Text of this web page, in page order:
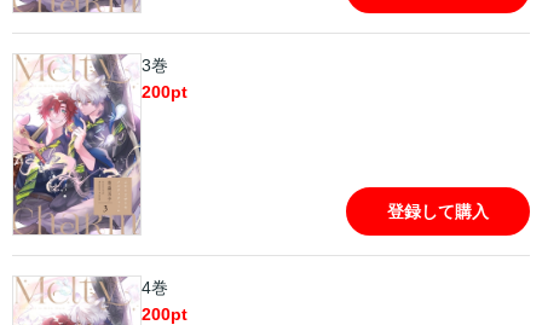
3巻
200pt
登録して購入
4巻
200pt